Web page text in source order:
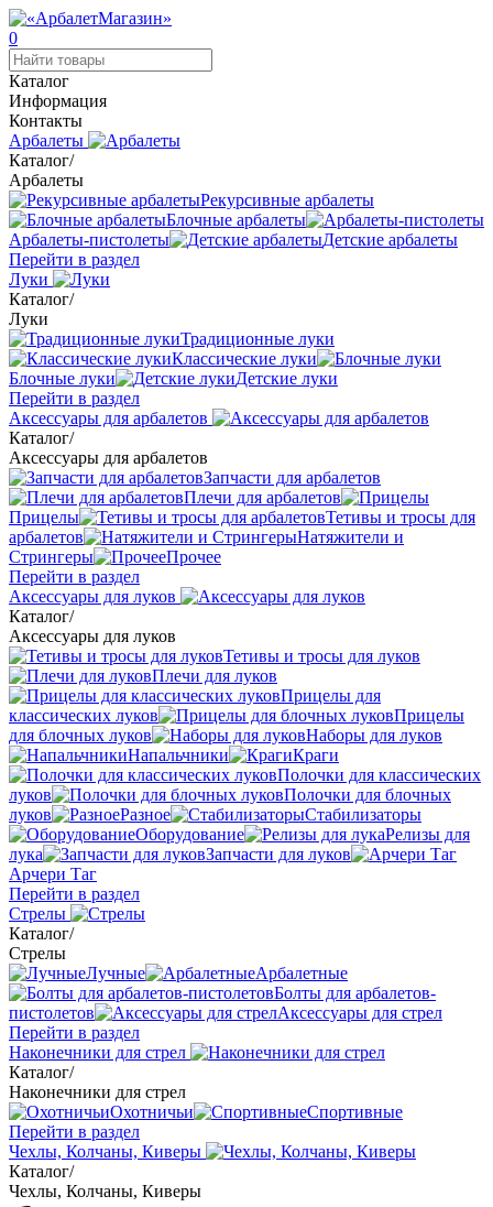
0
Каталог
Информация
Контакты
Арбалеты
Каталог/
Арбалеты
Рекурсивные арбалеты
Блочные арбалеты
Арбалеты-пистолеты
Детские арбалеты
Перейти в раздел
Луки
Каталог/
Луки
Традиционные луки
Классические луки
Блочные луки
Детские луки
Перейти в раздел
Аксессуары для арбалетов
Каталог/
Аксессуары для арбалетов
Запчасти для арбалетов
Плечи для арбалетов
Прицелы
Тетивы и тросы для
арбалетов
Натяжители и
Стрингеры
Прочее
Перейти в раздел
Аксессуары для луков
Каталог/
Аксессуары для луков
Тетивы и тросы для луков
Плечи для луков
Прицелы для
классических луков
Прицелы
для блочных луков
Наборы для луков
Напальчники
Краги
Полочки для классических
луков
Полочки для блочных
луков
Разное
Стабилизаторы
Оборудование
Релизы для
лука
Запчасти для луков
Арчери Таг
Перейти в раздел
Стрелы
Каталог/
Стрелы
Лучные
Арбалетные
Болты для арбалетов-
пистолетов
Аксессуары для стрел
Перейти в раздел
Наконечники для стрел
Каталог/
Наконечники для стрел
Охотничьи
Спортивные
Перейти в раздел
Чехлы, Колчаны, Киверы
Каталог/
Чехлы, Колчаны, Киверы